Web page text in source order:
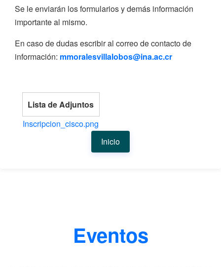
Se le enviarán los formularios y demás información
importante al mismo.
En caso de dudas escribir al correo de contacto de
información: mmoralesvillalobos@ina.ac.cr
Lista de Adjuntos
Inscripcion_cisco.png
Inicio
Eventos